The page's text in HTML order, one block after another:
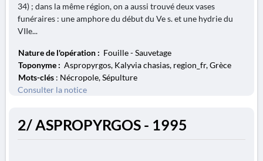
34) ; dans la même région, on a aussi trouvé deux vases
funéraires : une amphore du début du Ve s. et une hydrie du
VIIe...
Nature de l'opération : Fouille - Sauvetage
Toponyme : Aspropyrgos, Kalyvia chasias, region_fr, Grèce
Mots-clés : Nécropole, Sépulture
Consulter la notice
2/ ASPROPYRGOS - 1995